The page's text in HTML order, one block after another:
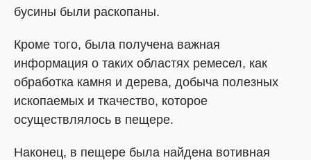
бусины были раскопаны.
Кроме того, была получена важная
информация о таких областях ремесел, как
обработка камня и дерева, добыча полезных
ископаемых и ткачество, которое
осуществлялось в пещере.
Наконец, в пещере была найдена вотивная